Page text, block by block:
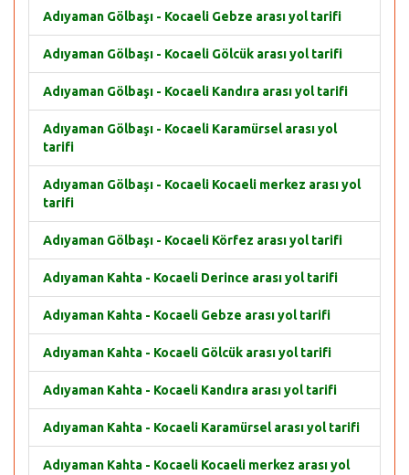
Adıyaman Gölbaşı - Kocaeli Gebze arası yol tarifi
Adıyaman Gölbaşı - Kocaeli Gölcük arası yol tarifi
Adıyaman Gölbaşı - Kocaeli Kandıra arası yol tarifi
Adıyaman Gölbaşı - Kocaeli Karamürsel arası yol
tarifi
Adıyaman Gölbaşı - Kocaeli Kocaeli merkez arası yol
tarifi
Adıyaman Gölbaşı - Kocaeli Körfez arası yol tarifi
Adıyaman Kahta - Kocaeli Derince arası yol tarifi
Adıyaman Kahta - Kocaeli Gebze arası yol tarifi
Adıyaman Kahta - Kocaeli Gölcük arası yol tarifi
Adıyaman Kahta - Kocaeli Kandıra arası yol tarifi
Adıyaman Kahta - Kocaeli Karamürsel arası yol tarifi
Adıyaman Kahta - Kocaeli Kocaeli merkez arası yol